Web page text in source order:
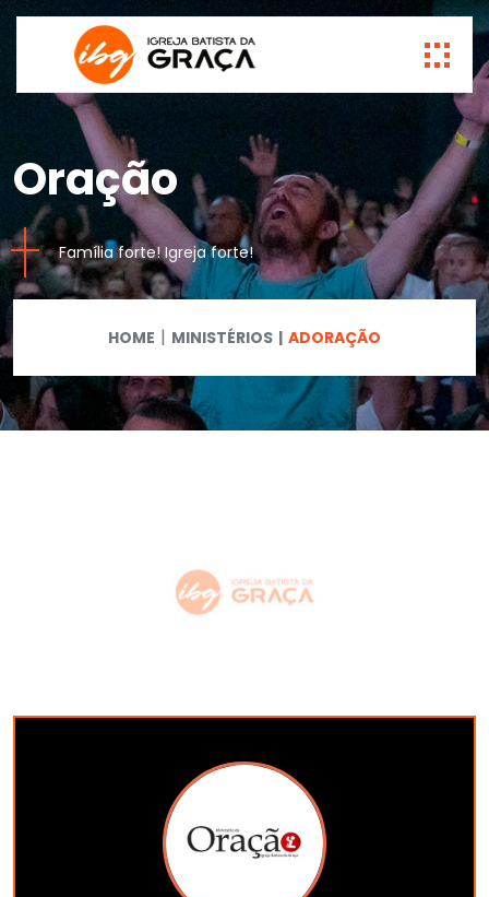
Oração
Família forte! Igreja forte!
HOME MINISTÉRIOS ADORAÇÃO